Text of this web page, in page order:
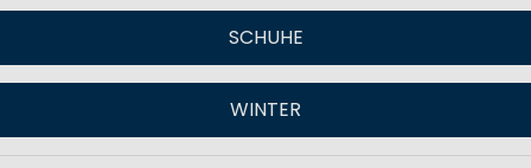
SCHUHE
WINTER